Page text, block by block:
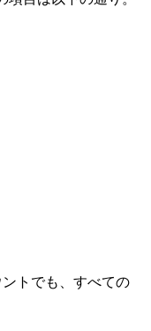
トでも、すべての